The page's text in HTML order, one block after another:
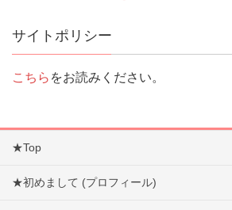
サイトポリシー
こちら をお読みください。
★Top
★初めまして (プロフィール)